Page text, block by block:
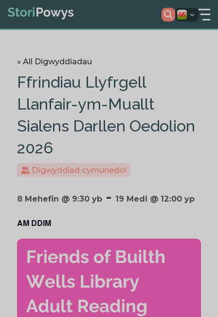
« All Digwyddiadau
Ffrindiau Llyfrgell
Llanfair-ym-Muallt
Sialens Darllen Oedolion
2026
Digwyddiad cymunedol
8 Mehefin @ 9:30 yb - 19 Medi @ 12:00 yp
AM DDIM